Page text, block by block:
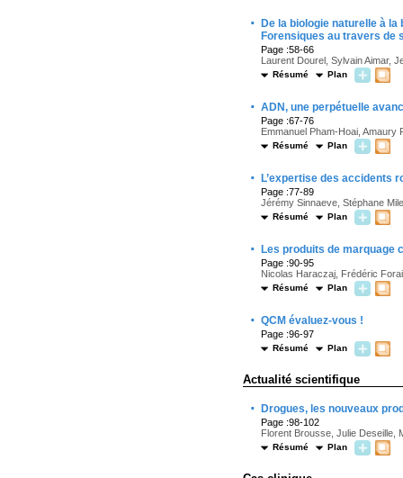
·
De la biologie naturelle à
Forensiques au travers de
Page :58-66
Laurent Dourel, Sylvain Aimar,
Résumé Plan
· ADN, une perpétuelle
Page :67-76
Emmanuel Pham-Hoai, Amaury
Résumé Plan
· L’expertise des accidents
Page :77-89
Jérémy Sinnaeve, Stéphane
Résumé Plan
· Les produits de marquage
Page :90-95
Nicolas Haraczaj, Frédéric
Résumé Plan
· QCM évaluez-vous !
Page :96-97
Résumé Plan
Actualité scientifique
· Drogues, les nouveaux
Page :98-102
Florent Brousse, Julie Deseille,
Résumé Plan